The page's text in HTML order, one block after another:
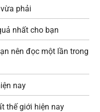
phải
nhất cho bạn
nên đọc một lần trong
nay
thế giới hiện nay